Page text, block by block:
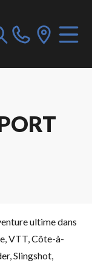
ultime dans
VTT, Côte-à-
Slingshot,